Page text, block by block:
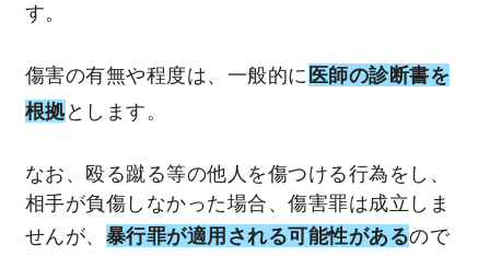
す。
傷害の有無や程度は、一般的に 医師の診断書を
根拠とします。
なお、殴る蹴る等の他人を傷つける行為をし、
相手が負傷しなかった場合、傷害罪は成立しま
せんが、 暴行罪が適用される可能性があるので